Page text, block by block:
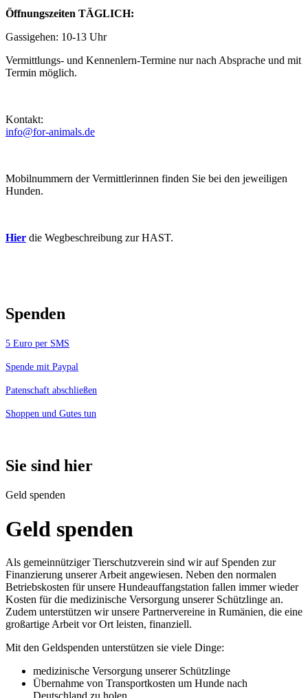
Öffnungszeiten TÄGLICH:
Gassigehen: 10-13 Uhr
Vermittlungs- und Kennenlern-Termine nur nach Absprache und mit
Termin möglich.
Kontakt:
info@for-animals.de
Mobilnummern der Vermittlerinnen finden Sie bei den jeweiligen
Hunden.
Hier die Wegbeschreibung zur HAST.
Spenden
5 Euro per SMS
Spende mit Paypal
Patenschaft abschließen
Shoppen und Gutes tun
Sie sind hier
Geld spenden
Geld spenden
Als gemeinnütziger Tierschutzverein sind wir auf Spenden zur
Finanzierung unserer Arbeit angewiesen. Neben den normalen
Betriebskosten für unsere Hundeauffangstation fallen immer wieder
Kosten für die medizinische Versorgung unserer Schützlinge an.
Zudem unterstützen wir unsere Partnervereine in Rumänien, die eine
großartige Arbeit vor Ort leisten, finanziell.
Mit den Geldspenden unterstützen sie viele Dinge:
medizinische Versorgung unserer Schützlinge
Übernahme von Transportkosten um Hunde nach
Deutschland zu holen